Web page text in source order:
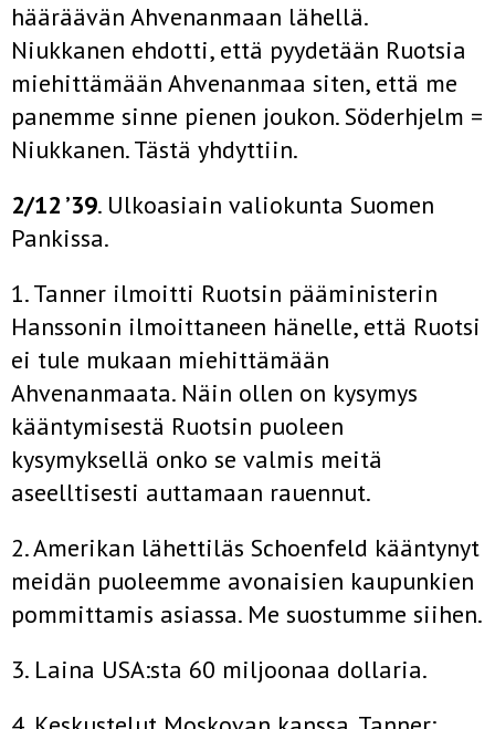
hääräävän Ahvenanmaan lähellä.
Niukkanen ehdotti, että pyydetään Ruotsia
miehittämään Ahvenanmaa siten, että me
panemme sinne pienen joukon. Söderhjelm =
Niukkanen. Tästä yhdyttiin.
2/12 ’39. Ulkoasiain valiokunta Suomen
Pankissa.
1. Tanner ilmoitti Ruotsin pääministerin
Hanssonin ilmoittaneen hänelle, että Ruotsi
ei tule mukaan miehittämään
Ahvenanmaata. Näin ollen on kysymys
kääntymisestä Ruotsin puoleen
kysymyksellä onko se valmis meitä
aseelltisesti auttamaan rauennut.
2. Amerikan lähettiläs Schoenfeld kääntynyt
meidän puoleemme avonaisien kaupunkien
pommittamis asiassa. Me suostumme siihen.
3. Laina USA:sta 60 miljoonaa dollaria.